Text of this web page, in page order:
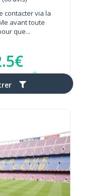
contacter via la
avant toute
que...
d'impôts